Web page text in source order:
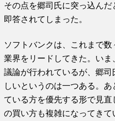
その点を郷司氏に突っ込ん
即答されてしまった。
ソフトバンクは、これまで
業界をリードしてきた。い
議論が行われているが、郷
しいというのは一つある。
ている方を優先する形で見
の買い方も複雑になってき